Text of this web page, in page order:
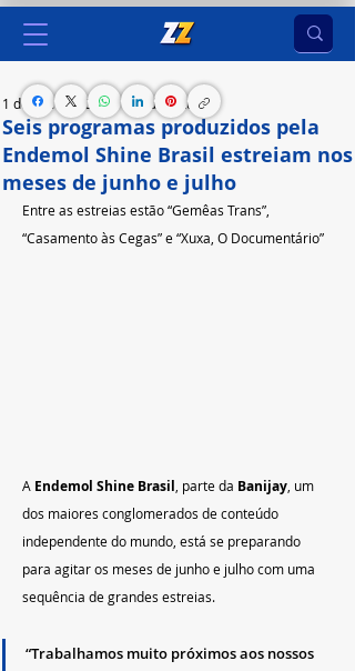
Seis programas produzidos pela
Endemol Shine Brasil estreiam nos
meses de junho e julho
1 de jun. de 2023 2 min de leitura
Entre as estreias estão “Gemêas Trans”,
“Casamento às Cegas” e “Xuxa, O Documentário”
A Endemol Shine Brasil , parte da Banijay , um
dos maiores conglomerados de conteúdo
independente do mundo, está se preparando
para agitar os meses de junho e julho com uma
sequência de grandes estreias.
“Trabalhamos muito próximos aos nossos